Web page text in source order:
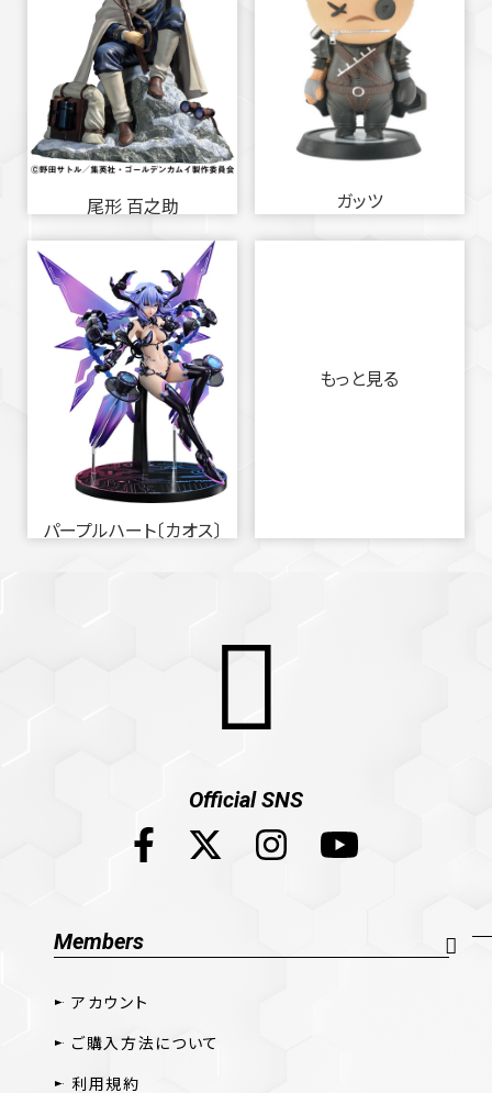
尾形 百之助 ガッツ
パープルハート〔カオス〕
もっと見る
Official SNS
Members
アカウント
ご購入方法について
利用規約